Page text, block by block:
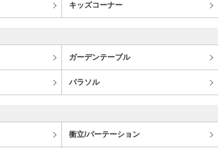
キッズコーナー
ガーデンテーブル
パラソル
衝立/パーテーション